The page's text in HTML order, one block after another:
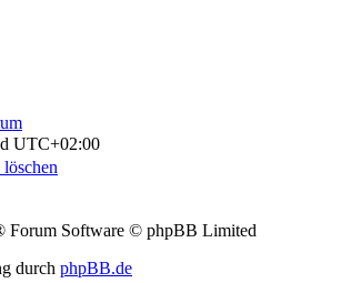
UTC+02:00
Forum Software © phpBB Limited
durch phpBB.de